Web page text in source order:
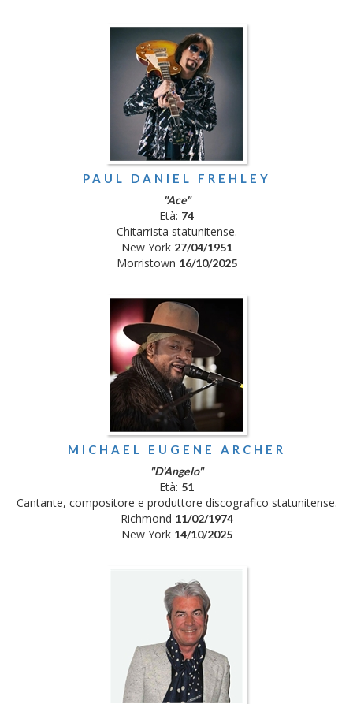
PAUL DANIEL FREHLEY
"Ace"
Età: 74
Chitarrista statunitense.
New York 27/04/1951
Morristown 16/10/2025
MICHAEL EUGENE ARCHER
"D'Angelo"
Età: 51
Cantante, compositore e produttore discografico statunitense.
Richmond 11/02/1974
New York 14/10/2025